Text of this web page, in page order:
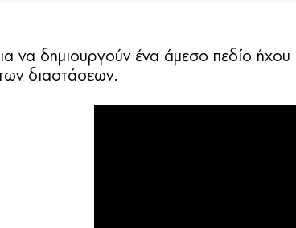
να δημιουργούν ένα άμεσο πεδίο
διαστάσεων.